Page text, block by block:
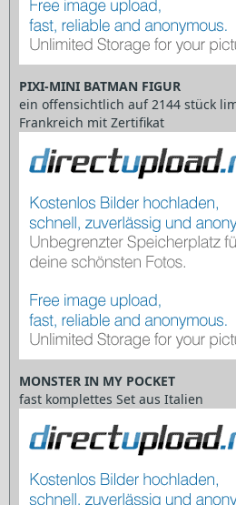
PIXI-MINI BATMAN FIGUR
ein offensichtlich auf 2144 stück
Frankreich mit Zertifikat
MONSTER IN MY POCKET
fast komplettes Set aus Italien